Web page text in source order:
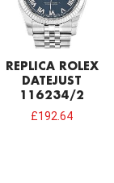
REPLICA ROLEX
DATEJUST
116234/2
£192.64